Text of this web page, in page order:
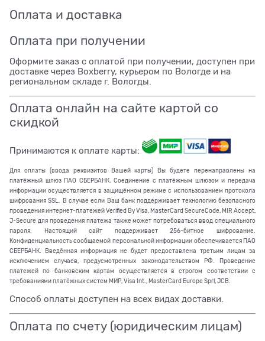
Оплата и доставка
Оплата при получении
Оформите заказ с оплатой при получении, доступен при
доставке через Boxberry, курьером по Вологде и на
региональном складе г. Вологды.
Оплата онлайн на сайте картой со
скидкой
Принимаются к оплате карты:
Для оплаты (ввода реквизитов Вашей карты) Вы будете перенаправлены на
платёжный шлюз ПАО СБЕРБАНК. Соединение с платёжным шлюзом и передача
информации осуществляется в защищённом режиме с использованием протокола
шифрования SSL. В случае если Ваш банк поддерживает технологию безопасного
проведения интернет-платежей Verified By Visa, MasterCard SecureCode, MIR Accept,
J-Secure для проведения платежа также может потребоваться ввод специального
пароля. Настоящий сайт поддерживает 256-битное шифрование.
Конфиденциальность сообщаемой персональной информации обеспечивается ПАО
СБЕРБАНК. Введённая информация не будет предоставлена третьим лицам за
исключением случаев, предусмотренных законодательством РФ. Проведение
платежей по банковским картам осуществляется в строгом соответствии с
требованиями платёжных систем МИР, Visa Int., MasterCard Europe Sprl, JCB.
Способ оплаты доступен на всех видах доставки.
Оплата по счету (юридическим лицам)